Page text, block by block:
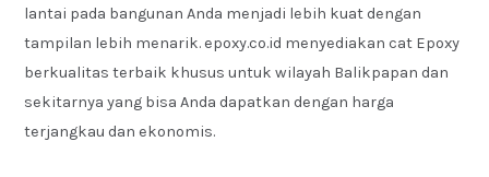
lantai pada bangunan Anda menjadi lebih kuat dengan
tampilan lebih menarik. epoxy.co.id menyediakan cat Epoxy
berkualitas terbaik khusus untuk wilayah Balikpapan dan
sekitarnya yang bisa Anda dapatkan dengan harga
terjangkau dan ekonomis.